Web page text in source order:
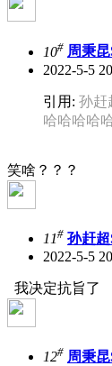
10# 周秉昆
2022-5-5
引用: 孙赶
哈哈哈哈
笑啥？？？
11# 孙赶超
2022-5-5
我决定抗旨了
12# 周秉昆